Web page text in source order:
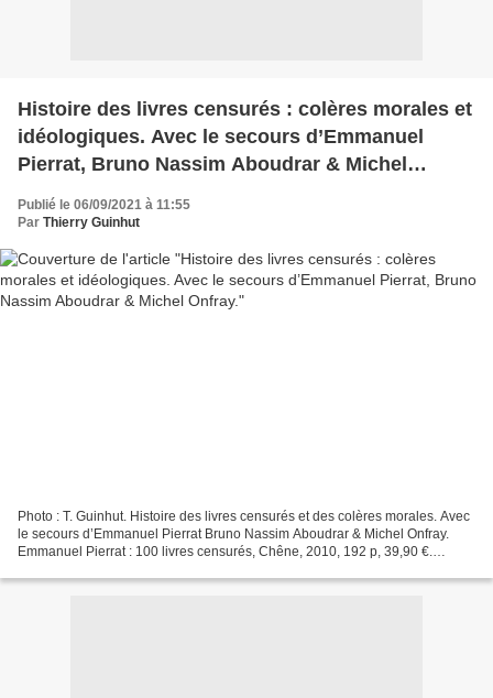
Histoire des livres censurés : colères morales et
idéologiques. Avec le secours d’Emmanuel
Pierrat, Bruno Nassim Aboudrar & Michel
Publié le 06/09/2021 à 11:55
Par Thierry Guinhut
Photo : T. Guinhut. Histoire des livres censurés et des colères morales. Avec
le secours d’Emmanuel Pierrat Bruno Nassim Aboudrar & Michel Onfray.
Emmanuel Pierrat : 100 livres censurés, Chêne, 2010, 192 p, 39,90 €.